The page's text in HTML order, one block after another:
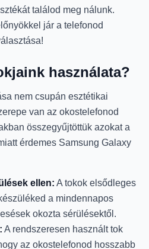
találod meg nálunk.
jár a telefonod
használata?
nem csupán esztétikai
van az okostelefonod
összegyűjtöttük azokat a
érdemes Samsung Galaxy
ellen: A tokok elsődleges
a mindennapos
okozta sérülésektől.
A rendszeresen használt tok
az okostelefonod hosszabb